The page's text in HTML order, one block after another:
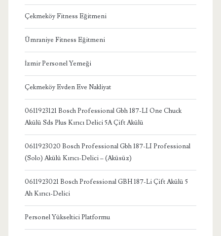
Çekmeköy Fitness Eğitmeni
Ümraniye Fitness Eğitmeni
İzmir Personel Yemeği
Çekmeköy Evden Eve Nakliyat
0611923121 Bosch Professional Gbh 187-LI One Chuck
Akülü Sds Plus Kırıcı Delici 5A Çift Akülü
0611923020 Bosch Professional Gbh 187-LI Professional
(Solo) Akülü Kırıcı-Delici – (Aküsüz)
0611923021 Bosch Professional GBH 187-Li Çift Akülü 5
Ah Kırıcı-Delici
Personel Yükseltici Platformu